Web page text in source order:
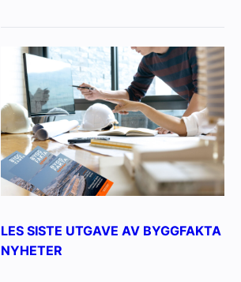
LES SISTE UTGAVE AV BYGGFAKTA
NYHETER